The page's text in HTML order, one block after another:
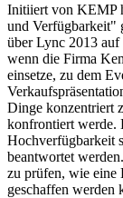
Initiiert von KEMP
und Verfügbarkeit"
über Lync 2013
wenn die Firma
einsetze, zu dem
Dinge konzentriert
konfrontiert werde.
Hochverfügbarkeit
beantwortet
zu prüfen, wie eine
geschaffen werden